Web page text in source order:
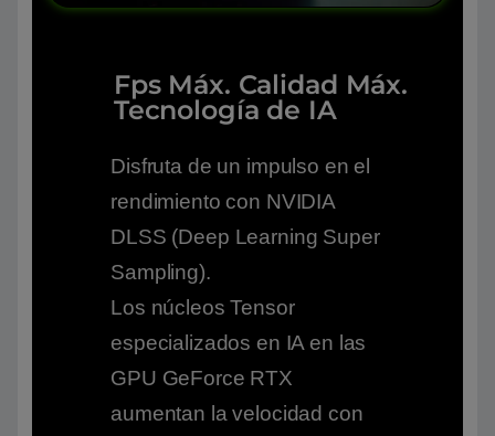
Fps Máx. Calidad Máx.
Tecnología de IA
Disfruta de un impulso en el
rendimiento con NVIDIA
DLSS (Deep Learning Super
Sampling).
Los núcleos Tensor
especializados en IA en las
GPU GeForce RTX
aumentan la velocidad con